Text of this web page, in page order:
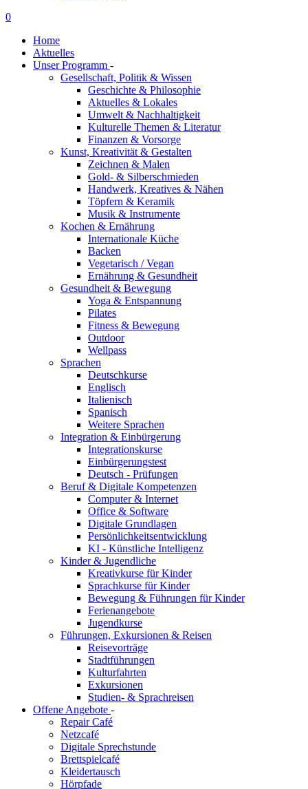
0
Home
Aktuelles
Unser Programm -
Gesellschaft, Politik & Wissen
Geschichte & Philosophie
Aktuelles & Lokales
Umwelt & Nachhaltigkeit
Kulturelle Themen & Literatur
Finanzen & Vorsorge
Kunst, Kreativität & Gestalten
Zeichnen & Malen
Gold- & Silberschmieden
Handwerk, Kreatives & Nähen
Töpfern & Keramik
Musik & Instrumente
Kochen & Ernährung
Internationale Küche
Backen
Vegetarisch / Vegan
Ernährung & Gesundheit
Gesundheit & Bewegung
Yoga & Entspannung
Pilates
Fitness & Bewegung
Outdoor
Wellpass
Sprachen
Deutschkurse
Englisch
Italienisch
Spanisch
Weitere Sprachen
Integration & Einbürgerung
Integrationskurse
Einbürgerungstest
Deutsch - Prüfungen
Beruf & Digitale Kompetenzen
Computer & Internet
Office & Software
Digitale Grundlagen
Persönlichkeitsentwicklung
KI - Künstliche Intelligenz
Kinder & Jugendliche
Kreativkurse für Kinder
Sprachkurse für Kinder
Bewegung & Führungen für Kinder
Ferienangebote
Jugendkurse
Führungen, Exkursionen & Reisen
Reisevorträge
Stadtführungen
Kulturfahrten
Exkursionen
Studien- & Sprachreisen
Offene Angebote -
Repair Café
Netzcafé
Digitale Sprechstunde
Brettspielcafé
Kleidertausch
Hörpfade